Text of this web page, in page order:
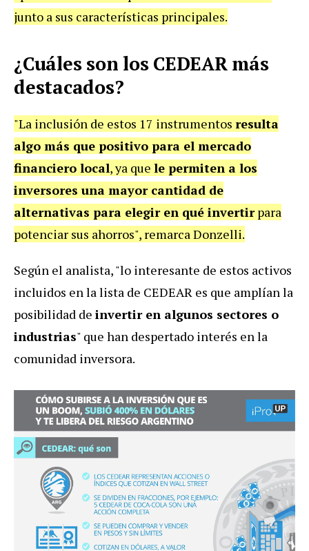
junto a sus características principales.
¿Cuáles son los CEDEAR más
destacados?
"La inclusión de estos 17 instrumentos resulta
algo más que positivo para el mercado
financiero local, ya que le permiten a los
inversores una mayor cantidad de
alternativas para elegir en qué invertirpara
potenciar sus ahorros", remarca Donzelli.
Según el analista, "lo interesante de estos activos
incluidos en la lista de CEDEAR es que amplían la
posibilidad de invertir en algunos sectores o
industrias" que han despertado interés en la
comunidad inversora.